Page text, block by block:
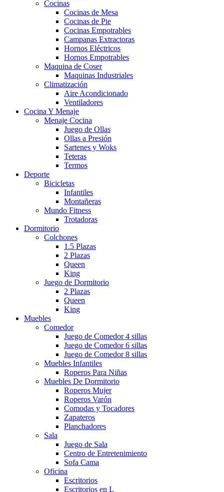
Cocinas
Cocinas de Mesa
Cocinas de Pie
Cocinas Empotrables
Campanas Extractoras
Hornos Eléctricos
Hornos Empotrables
Maquina de Coser
Maquinas Industriales
Climatización
Aire Acondicionado
Ventiladores
Cocina Y Menaje
Menaje Cocina
Juego de Ollas
Ollas a Presión
Sartenes y Woks
Teteras
Termos
Deporte
Bicicletas
Infantiles
Montañeras
Mundo Fitness
Trotadoras
Dormitorio
Colchones
1.5 Plazas
2 Plazas
Queen
King
Juego de Dormitorio
2 Plazas
Queen
King
Muebles
Comedor
Juego de Comedor 4 sillas
Juego de Comedor 6 sillas
Juego de Comedor 8 sillas
Muebles Infantiles
Roperos Para Niñas
Muebles De Dormitorio
Roperos Mujer
Roperos Varón
Comodas y Tocadores
Zapateros
Planchadores
Sala
Juego de Sala
Centro de Entretenimiento
Sofa Cama
Oficina
Escritorios
Escritorios en L